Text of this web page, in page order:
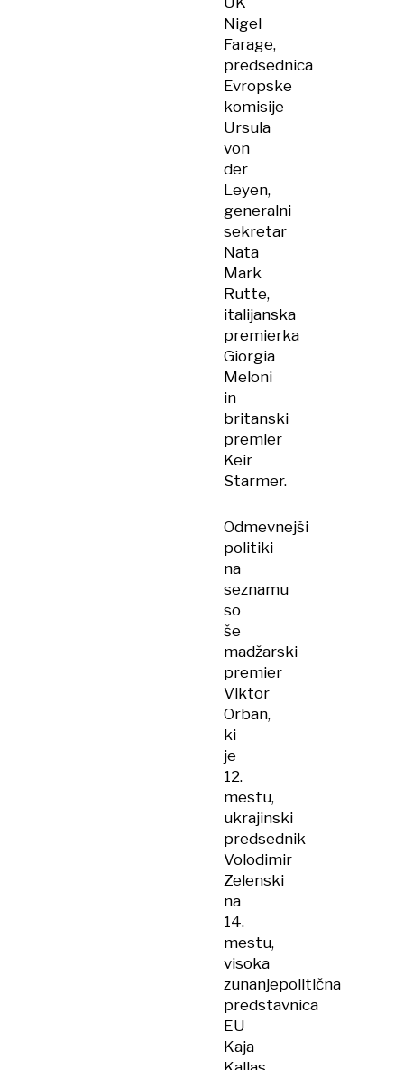
Nigel
Farage,
predsednica
Evropske
komisije
Ursula
von
der
Leyen,
generalni
sekretar
Nata
Mark
Rutte,
italijanska
premierka
Giorgia
Meloni
in
britanski
premier
Keir
Starmer.
Odmevnejši
politiki
na
seznamu
so
še
madžarski
premier
Viktor
Orban,
ki
je
12.
mestu,
ukrajinski
predsednik
Volodimir
Zelenski
na
14.
mestu,
visoka
zunanjepolitična
predstavnica
EU
Kaja